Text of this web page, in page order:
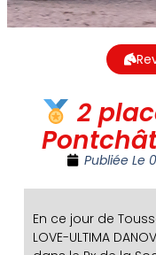
2
Publiée Le
En ce jour de
LOVE-ULTIMA